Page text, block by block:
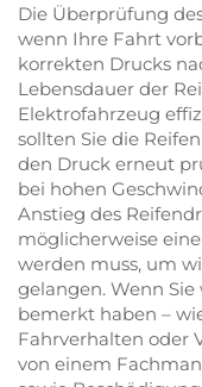
Die Überprüfung
wenn Ihre Fahrt
korrekten Drucks
Lebensdauer der
Elektrofahrzeug
sollten Sie die
den Druck erneut
bei hohen
Anstieg des
möglicherweise
werden muss, um
gelangen. Wenn
bemerkt haben –
Fahrverhalten oder
von einem